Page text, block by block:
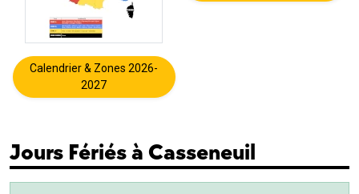
Calendrier & Zones 2026-
2027
Jours Fériés à Casseneuil